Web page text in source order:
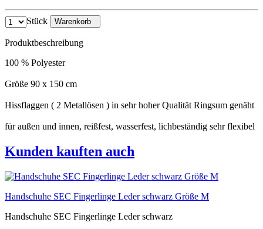
Stück Warenkorb
Produktbeschreibung
100 % Polyester
Größe 90 x 150 cm
Hissflaggen ( 2 Metallösen ) in sehr hoher Qualität Ringsum genäht
für außen und innen, reißfest, wasserfest, lichbeständig sehr flexibel
Kunden kauften auch
Handschuhe SEC Fingerlinge Leder schwarz Größe M
Handschuhe SEC Fingerlinge Leder schwarz